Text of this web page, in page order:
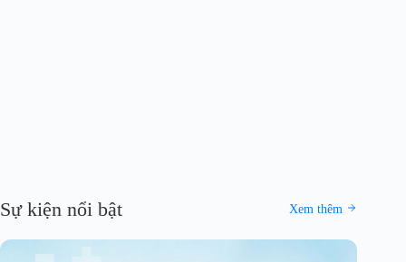
Sự kiện nổi bật Xem thêm